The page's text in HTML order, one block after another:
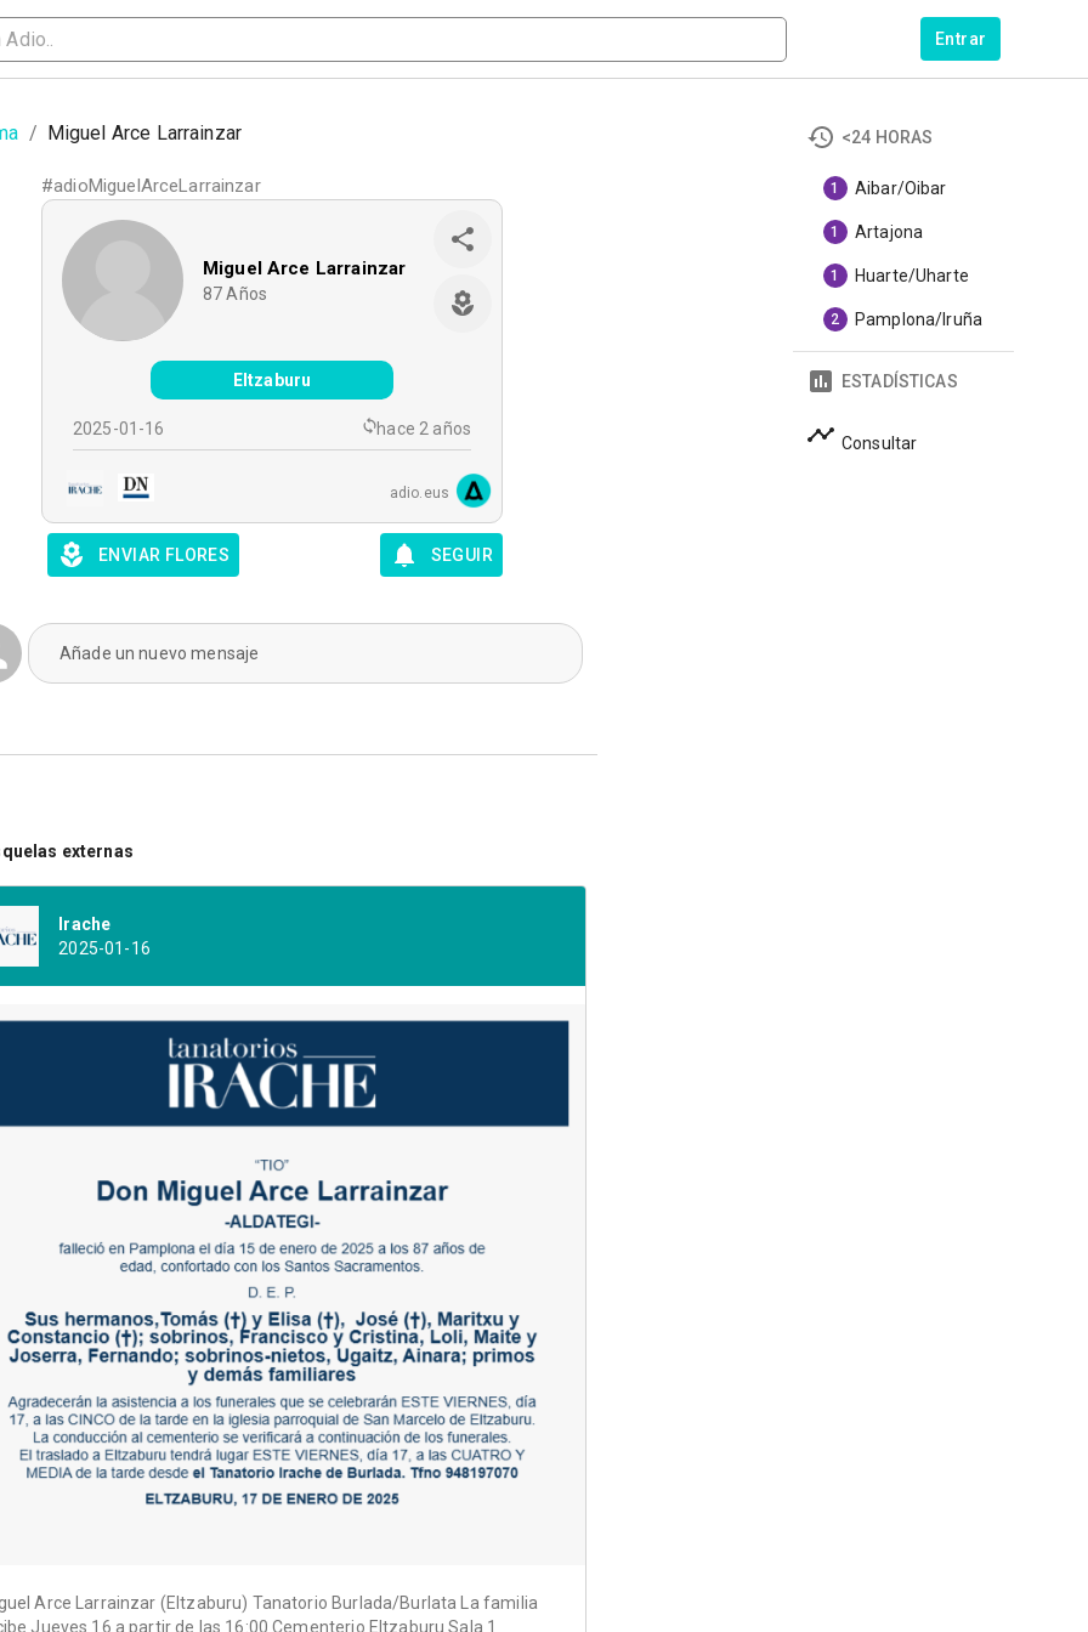
Entrar
/ Miguel Arce Larrainzar
#adioMiguelArceLarrainzar
Miguel Arce Larrainzar
87 Años
Eltzaburu
2025-01-16 hace 2 años
adio.eus
ENVIAR FLORES SEGUIR
Añade un nuevo mensaje
externas
Irache
2025-01-16
Arce Larrainzar (Eltzaburu) Tanatorio Burlada/Burlata La familia
Jueves 16 a partir de las 16:00 Cementerio Eltzaburu Sala 1
<24 HORAS
1 Aibar/Oibar
1 Artajona
1 Huarte/Uharte
2 Pamplona/Iruña
ESTADÍSTICAS
Consultar